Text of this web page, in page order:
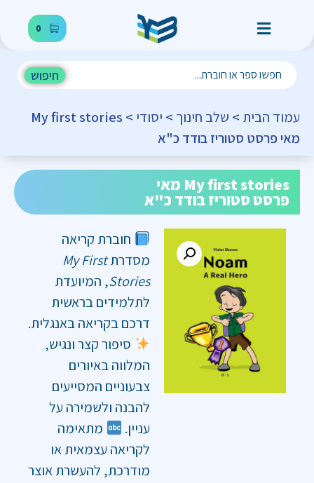
0
חיפוש
עמוד הבית > שלב חינוך > יסודי
> My first stories
מאי פרסט סטוריז בודד כ"א
My first stories מאי
פרסט סטוריז בודד כ"א
חוברת קריאה
מסדרתMy First
Stories, המיועדת
לתלמידים בראשית
דרכם בקריאה באנגלית.
סיפור קצר ונגיש,
המלווה באיורים
צבעוניים המסייעים
להבנה ולשמירה על
עניין.
מתאימה
לקריאה עצמאית או
מודרכת, להעשרת אוצר